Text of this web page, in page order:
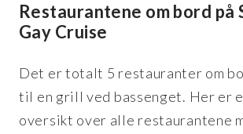
Restaurantene om bord på
Gay Cruise
Det er totalt 5 restauranter om
til en grill ved bassenget. Her er
oversikt over alle restaurantene